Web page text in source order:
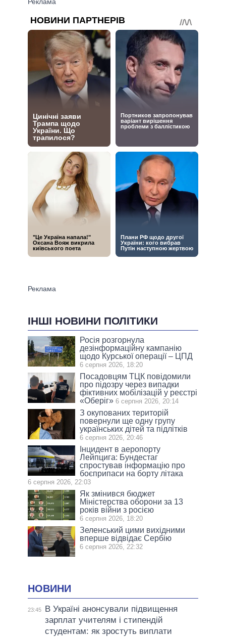
ІНШІ НОВИНИ ПОЛІТИКИ
Росія розгорнула
дезінформаційну кампанію
щодо Курської операції – ЦПД
6 серпня 2026, 18:20
Посадовцям ТЦК повідомили
про підозру через випадки
фіктивних мобілізацій у реєстрі
«Оберіг» 6 серпня 2026, 20:14
З окупованих територій
повернули ще одну групу
українських дітей та підлітків
6 серпня 2026, 20:46
Інцидент в аеропорту
Лейпцига: Бундестаг
спростував інформацію про
боєприпаси на борту літака
6 серпня 2026, 22:03
Як змінився бюджет
Міністерства оборони за 13
років війни з росією
6 серпня 2026, 18:20
Зеленський цими вихідними
вперше відвідає Сербію
6 серпня 2026, 22:32
НОВИНИ
23:45
В Україні анонсували підвищення
зарплат учителям і стипендій
студентам: як зростуть виплати